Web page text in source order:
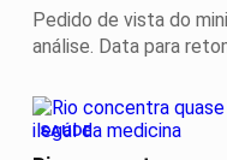
Pedido de vista do
análise. Data para
SAÚDE